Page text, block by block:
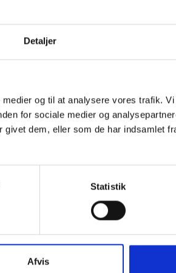
Detaljer
og til at analysere vores trafik.
for sociale medier og
dem, eller som de har indsamlet
Statistik
Afvis